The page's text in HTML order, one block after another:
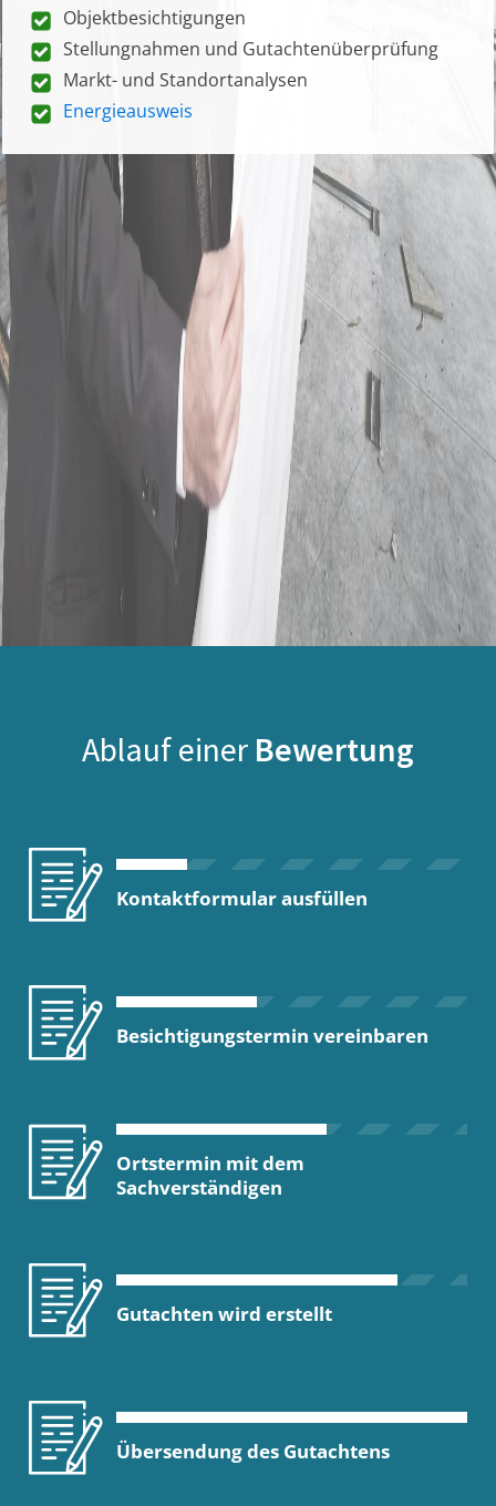
Objektbesichtigungen
Stellungnahmen und Gutachtenüberprüfung
Markt- und Standortanalysen
Energieausweis
Ablauf einer Bewertung
Kontaktformular ausfüllen
Besichtigungstermin vereinbaren
Ortstermin mit dem
Sachverständigen
Gutachten wird erstellt
Übersendung des Gutachtens